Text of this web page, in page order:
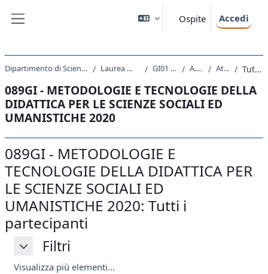
Ospite Accedi
Dipartimento di Scienze Giuridiche, del Linguaggio, dell`Interpretazione e della Traduzione Laurea Magistrale Ciclo Unico 5 anni GI01 - GIURISPRUDENZA A.A. 2020 - 2021 Attività recente Tutti i partecipanti
089GI - METODOLOGIE E TECNOLOGIE DELLA
DIDATTICA PER LE SCIENZE SOCIALI ED
UMANISTICHE 2020
089GI - METODOLOGIE E
TECNOLOGIE DELLA DIDATTICA PER
LE SCIENZE SOCIALI ED
UMANISTICHE 2020: Tutti i
partecipanti
Filtri
Filtri Filtri
Visualizza più elementi...